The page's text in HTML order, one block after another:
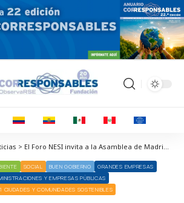
Corresponsables > Noticias > El Foro NESI invita a la Asamblea de Madrid a desarrollar un plan estratégico que impulse las ciudades de 15 minutos y territorios de 45 minutos
SOCIAL BUEN GOBIERNO
GRANDES EMPRESAS
Y EMPRESAS PÚBLICAS
CIUDADES Y COMUNIDADES SOSTENIBLES